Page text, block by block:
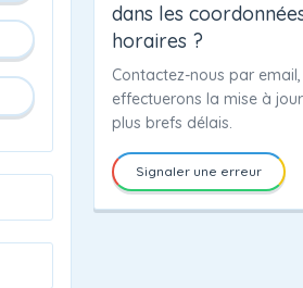
dans les
horaires ?
Contactez-nous par
effectuerons la mise à
plus brefs délais.
Signaler une erreur